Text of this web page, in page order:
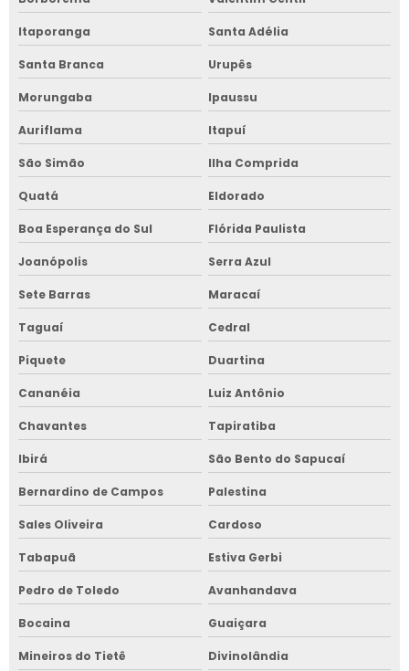
Itaporanga Santa Adélia
Santa Branca Urupês
Morungaba Ipaussu
Auriflama Itapuí
São Simão Ilha Comprida
Quatá Eldorado
Boa Esperança do Sul Flórida Paulista
Joanópolis Serra Azul
Sete Barras Maracaí
Taguaí Cedral
Piquete Duartina
Cananéia Luiz Antônio
Chavantes Tapiratiba
Ibirá São Bento do Sapucaí
Bernardino de Campos Palestina
Sales Oliveira Cardoso
Tabapuã Estiva Gerbi
Pedro de Toledo Avanhandava
Bocaina Guaiçara
Mineiros do Tietê Divinolândia